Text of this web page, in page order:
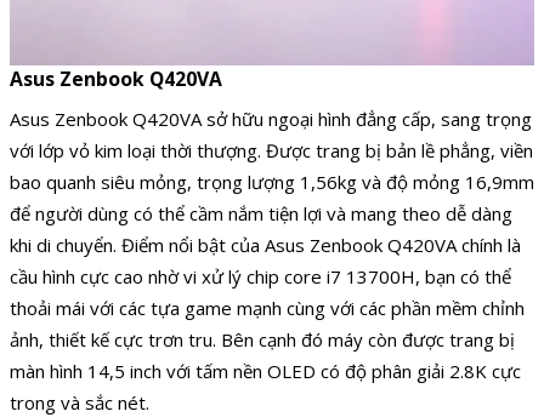
Asus Zenbook Q420VA
Asus Zenbook Q420VA sở hữu ngoại hình đẳng cấp, sang trọng
với lớp vỏ kim loại thời thượng. Được trang bị bản lề phẳng, viền
bao quanh siêu mỏng, trọng lượng 1,56kg và độ mỏng 16,9mm
để người dùng có thể cầm nắm tiện lợi và mang theo dễ dàng
khi di chuyển. Điểm nổi bật của Asus Zenbook Q420VA chính là
cầu hình cực cao nhờ vi xử lý chip core i7 13700H, bạn có thể
thoải mái với các tựa game mạnh cùng với các phần mềm chỉnh
ảnh, thiết kế cực trơn tru. Bên cạnh đó máy còn được trang bị
màn hình 14,5 inch với tấm nền OLED có độ phân giải 2.8K cực
trong và sắc nét.